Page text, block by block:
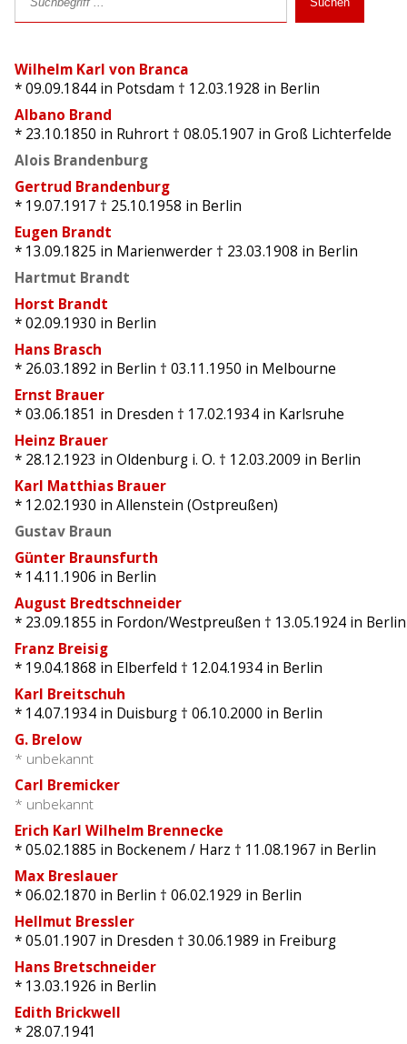
Wilhelm Karl von Branca
* 09.09.1844 in Potsdam † 12.03.1928 in Berlin
Albano Brand
* 23.10.1850 in Ruhrort † 08.05.1907 in Groß Lichterfelde
Alois Brandenburg
Gertrud Brandenburg
* 19.07.1917 † 25.10.1958 in Berlin
Eugen Brandt
* 13.09.1825 in Marienwerder † 23.03.1908 in Berlin
Hartmut Brandt
Horst Brandt
* 02.09.1930 in Berlin
Hans Brasch
* 26.03.1892 in Berlin † 03.11.1950 in Melbourne
Ernst Brauer
* 03.06.1851 in Dresden † 17.02.1934 in Karlsruhe
Heinz Brauer
* 28.12.1923 in Oldenburg i. O. † 12.03.2009 in Berlin
Karl Matthias Brauer
* 12.02.1930 in Allenstein (Ostpreußen)
Gustav Braun
Günter Braunsfurth
* 14.11.1906 in Berlin
August Bredtschneider
* 23.09.1855 in Fordon/Westpreußen † 13.05.1924 in Berlin
Franz Breisig
* 19.04.1868 in Elberfeld † 12.04.1934 in Berlin
Karl Breitschuh
* 14.07.1934 in Duisburg † 06.10.2000 in Berlin
G. Brelow
* unbekannt
Carl Bremicker
* unbekannt
Erich Karl Wilhelm Brennecke
* 05.02.1885 in Bockenem / Harz † 11.08.1967 in Berlin
Max Breslauer
* 06.02.1870 in Berlin † 06.02.1929 in Berlin
Hellmut Bressler
* 05.01.1907 in Dresden † 30.06.1989 in Freiburg
Hans Bretschneider
* 13.03.1926 in Berlin
Edith Brickwell
* 28.07.1941